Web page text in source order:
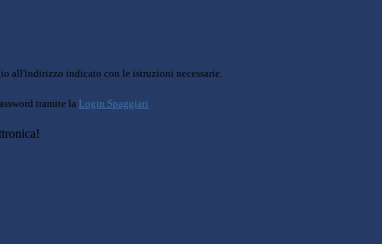
all'indirizzo indicato con le istruzioni necessarie.
tramite la Login Spaggiari